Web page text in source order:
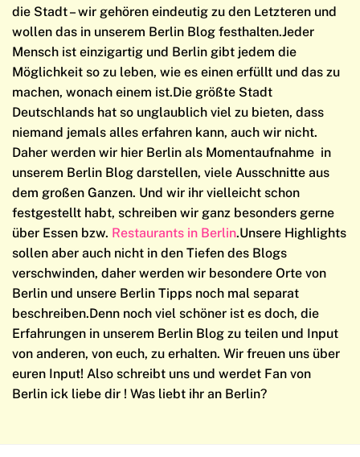
die Stadt – wir gehören eindeutig zu den Letzteren und
wollen das in unserem Berlin Blog festhalten.Jeder
Mensch ist einzigartig und Berlin gibt jedem die
Möglichkeit so zu leben, wie es einen erfüllt und das zu
machen, wonach einem ist.Die größte Stadt
Deutschlands hat so unglaublich viel zu bieten, dass
niemand jemals alles erfahren kann, auch wir nicht.
Daher werden wir hier Berlin als Momentaufnahme in
unserem Berlin Blog darstellen, viele Ausschnitte aus
dem großen Ganzen. Und wir ihr vielleicht schon
festgestellt habt, schreiben wir ganz besonders gerne
über Essen bzw. Restaurants in Berlin.Unsere Highlights
sollen aber auch nicht in den Tiefen des Blogs
verschwinden, daher werden wir besondere Orte von
Berlin und unsere Berlin Tipps noch mal separat
beschreiben.Denn noch viel schöner ist es doch, die
Erfahrungen in unserem Berlin Blog zu teilen und Input
von anderen, von euch, zu erhalten. Wir freuen uns über
euren Input! Also schreibt uns und werdet Fan von
Berlin ick liebe dir ! Was liebt ihr an Berlin?